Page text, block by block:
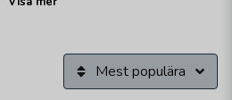
med visionen om att utveckla lampor av
lampor som Bullo, Cato, Diablo, Gloria
sortiment med tak-, bord-, golv- och
som pollare och väggarmaturer.
Mest populära